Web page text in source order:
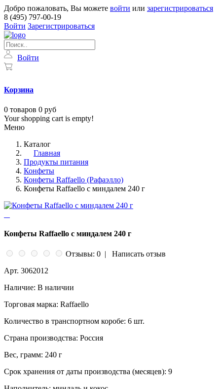
Добро пожаловать, Вы можете войти или зарегистрироваться
8 (495) 797-00-19
Войти Зарегистрироваться
Войти
Корзина
0 товаров 0 руб
Your shopping cart is empty!
Меню
Каталог
Главная
Продукты питания
Конфеты
Конфеты Raffaello (Рафаэлло)
Конфеты Raffaello с миндалем 240 г
Конфеты Raffaello с миндалем 240 г
Отзывы: 0 |
Написать отзыв
Арт. 3062012
Наличие: В наличии
Торговая марка: Raffaello
Количество в транспортном коробе: 6 шт.
Страна производства: Россия
Вес, грамм: 240 г
Срок хранения от даты производства (месяцев): 9